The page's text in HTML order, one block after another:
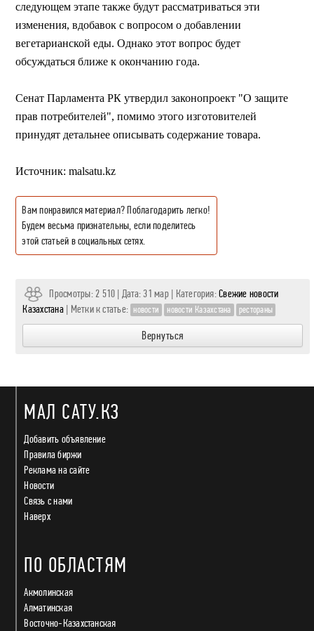
следующем этапе также будут рассматриваться эти
изменения, вдобавок с вопросом о добавлении
вегетарианской еды. Однако этот вопрос будет
обсуждаться ближе к окончанию года.
Сенат Парламента РК утвердил законопроект "О защите
прав потребителей", помимо этого изготовителей
принудят детальнее описывать содержание товара.
Источник:malsatu.kz
Вам понравился материал? Поблагодарить легко!
Будем весьма признательны, если поделитесь
этой статьей в социальных сетях.
Просмотры: 2 510 | Дата: 31 мар | Категория:Свежие новости
Казахстана| Метки к статье: новости новости Казахстана рестораны
Вернуться
МАЛ САТУ.КЗ
Добавить объявление
Правила биржи
Реклама на сайте
Новости
Связь с нами
Наверх
ПО ОБЛАСТЯМ
Акмолинская
Алматинская
Восточно-Казахстанская